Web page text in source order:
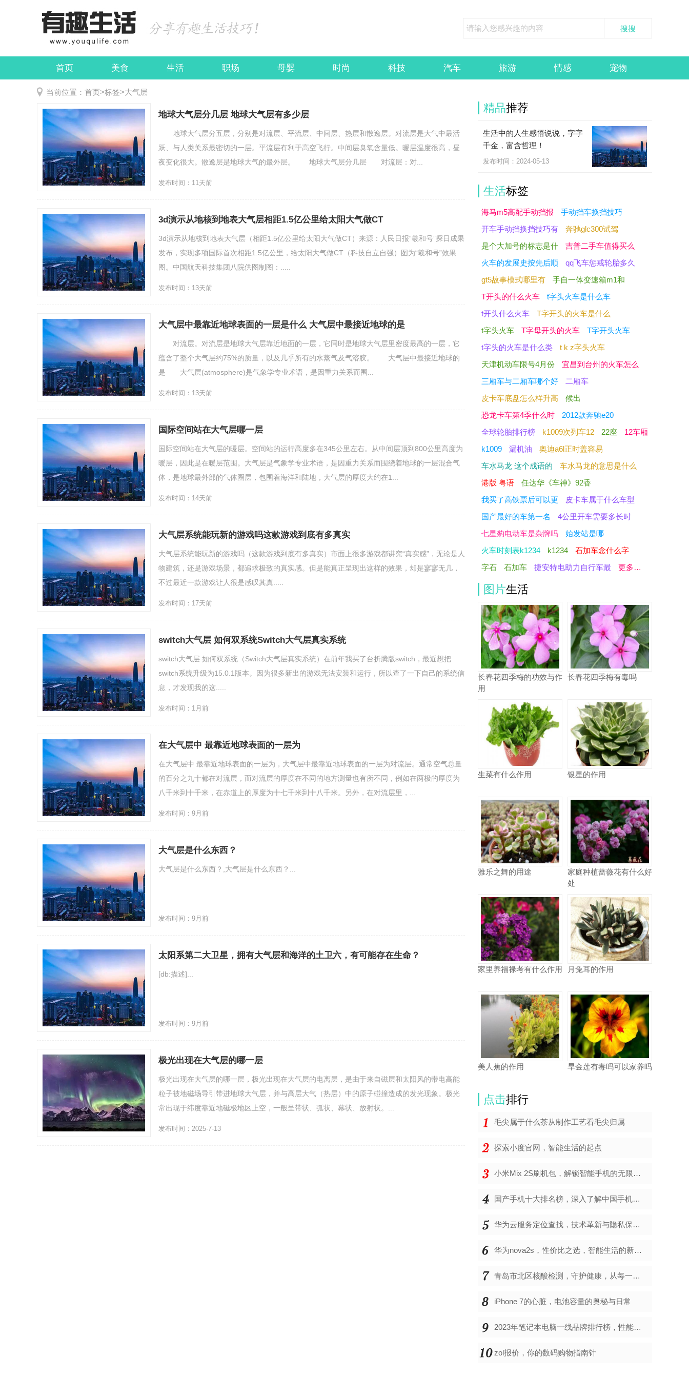
首页 美食 生活 职场 母婴 时尚 科技 汽车 旅游 情感 宠物
娱乐 民俗
当前位置： 首页>标签>大气层
地球大气层分几层 地球大气层有多少层
地球大气层分五层，分别是对流层、平流层、中间层、热层和散逸层。对流层是大气中最活
跃、与人类关系最密切的一层。平流层有利于高空飞行。中间层臭氧含量低。暖层温度很高，昼
夜变化很大。散逸层是地球大气的最外层。 地球大气层分几层 对流层：对...
发布时间：11天前
3d演示从地核到地表大气层相距1.5亿公里给太阳大气做CT
3d演示从地核到地表大气层（相距1.5亿公里给太阳大气做CT）来源：人民日报“羲和号”探日成果
发布，实现多项国际首次相距1.5亿公里，给太阳大气做CT（科技自立自强）图为“羲和号”效果
图。中国航天科技集团八院供图制图：.....
发布时间：13天前
大气层中最靠近地球表面的一层是什么 大气层中最接近地球的是
对流层。对流层是地球大气层靠近地面的一层，它同时是地球大气层里密度最高的一层，它
蕴含了整个大气层约75%的质量，以及几乎所有的水蒸气及气溶胶。 大气层中最接近地球的
是 大气层(atmosphere)是气象学专业术语，是因重力关系而围...
发布时间：13天前
国际空间站在大气层哪一层
国际空间站在大气层的暖层。空间站的运行高度多在345公里左右。从中间层顶到800公里高度为
暖层，因此是在暖层范围。大气层是气象学专业术语，是因重力关系而围绕着地球的一层混合气
体，是地球最外部的气体圈层，包围着海洋和陆地，大气层的厚度大约在1...
发布时间：14天前
大气层系统能玩新的游戏吗这款游戏到底有多真实
大气层系统能玩新的游戏吗（这款游戏到底有多真实）市面上很多游戏都讲究“真实感”，无论是人
物建筑，还是游戏场景，都追求极致的真实感。但是能真正呈现出这样的效果，却是寥寥无几，
不过最近一款游戏让人很是感叹其真.....
发布时间：17天前
switch大气层 如何双系统Switch大气层真实系统
switch大气层 如何双系统（Switch大气层真实系统）在前年我买了台折腾版switch，最近想把
switch系统升级为15.0.1版本。因为很多新出的游戏无法安装和运行，所以查了一下自己的系统信
息，才发现我的这.....
发布时间：1月前
在大气层中 最靠近地球表面的一层为
在大气层中 最靠近地球表面的一层为，大气层中最靠近地球表面的一层为对流层。通常空气总量
的百分之九十都在对流层，而对流层的厚度在不同的地方测量也有所不同，例如在两极的厚度为
八千米到十千米，在赤道上的厚度为十七千米到十八千米。另外，在对流层里，...
发布时间：9月前
大气层是什么东西？
大气层是什么东西？,大气层是什么东西？...
发布时间：9月前
太阳系第二大卫星，拥有大气层和海洋的土卫六，有可能存在生命？
[db:描述]...
发布时间：9月前
极光出现在大气层的哪一层
极光出现在大气层的哪一层，极光出现在大气层的电离层，是由于来自磁层和太阳风的带电高能
粒子被地磁场导引带进地球大气层，并与高层大气（热层）中的原子碰撞造成的发光现象。极光
常出现于纬度靠近地磁极地区上空，一般呈带状、弧状、幕状、放射状。...
发布时间：2025-7-13
精品推荐
生活中的人生感悟说说，字字
千金，富含哲理！
发布时间：2024-05-13
生活标签
海马m5高配手动挡报
手动挡车换挡技巧
开车手动挡换挡技巧有
奔驰glc300试驾
是个大加号的标志是什
吉普二手车值得买么
火车的发展史按先后顺
qq飞车惩戒轮胎多久
gt5故事模式哪里有
手自一体变速箱m1和
T开头的什么火车
t字头火车是什么车
t开头什么火车
T字开头的火车是什么
t字头火车
T字母开头的火车
T字开头火车
t字头的火车是什么类
t k z字头火车
天津机动车限号4月份
宜昌到台州的火车怎么
三厢车与二厢车哪个好
二厢车
皮卡车底盘怎么样升高
候出
恐龙卡车第4季什么时
2012款奔驰e20
全球轮胎排行榜
k1009次列车12 22座
12车厢
k1009
漏机油
奥迪a6l正时盖容易
车水马龙 这个成语的
车水马龙的意思是什么
港版 粤语
任达华《车神》92香
我买了高铁票后可以更
皮卡车属于什么车型
国产最好的车第一名
4公里开车需要多长时
七星豹电动车是杂牌吗
始发站是哪
火车时刻表k1234
k1234
石加车念什么字
字石
石加车 捷安特电助力自行车最 更多…
图片生活
长春花四季梅的功效与作
用
长春花四季梅有毒吗
生菜有什么作用 银星的作用
雅乐之舞的用途
家庭种植蔷薇花有什么好
处
家里养福禄考有什么作用 月兔耳的作用
美人蕉的作用 旱金莲有毒吗可以家养吗
点击排行
毛尖属于什么茶从制作工艺看毛尖归属
探索小度官网，智能生活的起点
小米Mix 2S刷机包，解锁智能手机的无限可能
国产手机十大排名榜，深入了解中国手机市场的佼佼者
华为云服务定位查找，技术革新与隐私保护的双重奏
华为nova2s，性价比之选，智能生活的新伙伴
青岛市北区核酸检测，守护健康，从每一次检测开始
iPhone 7的心脏，电池容量的奥秘与日常
2023年笔记本电脑一线品牌排行榜，性能、创新与用户满意度的综合考量
zol报价，你的数码购物指南针